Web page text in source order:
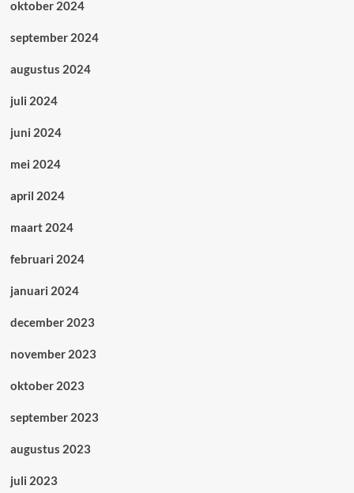
oktober 2024
september 2024
augustus 2024
juli 2024
juni 2024
mei 2024
april 2024
maart 2024
februari 2024
januari 2024
december 2023
november 2023
oktober 2023
september 2023
augustus 2023
juli 2023